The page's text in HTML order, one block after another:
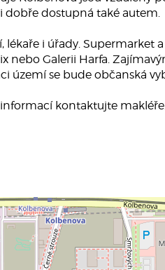
dobře dostupná také autem.
i úřady.
nebo Galerii Harfa.
se bude občanská
kontaktujte